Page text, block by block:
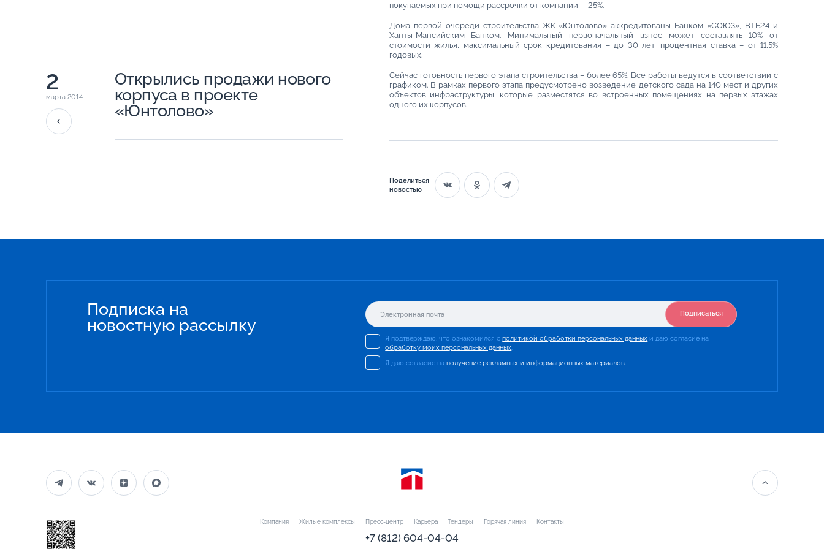
2
марта 2014
Открылись продажи нового
корпуса в проекте
«Юнтолово»
покупаемых при помощи рассрочки от компании, – 25%.
Дома первой очереди строительства ЖК «Юнтолово» аккредитованы Банком «СОЮЗ», ВТБ24 и
Ханты-Мансийским Банком. Минимальный первоначальный взнос может составлять 10% от
стоимости жилья, максимальный срок кредитования – до 30 лет, процентная ставка – от 11,5%
годовых.
Сейчас готовность первого этапа строительства – более 65%. Все работы ведутся в соответствии с
графиком. В рамках первого этапа предусмотрено возведение детского сада на 140 мест и других
объектов инфраструктуры, которые разместятся во встроенных помещениях на первых этажах
одного их корпусов.
Поделиться
новостью
Подписка на
новостную рассылку
Подписаться
Я подтверждаю, что ознакомился сполитикой обработки персональных данных и даю согласие на
обработку моих персональных данных
Я даю согласие наполучение рекламных и информационных материалов.
Компания Жилые комплексы Пресс-центр Карьера Тендеры Горячая линия Контакты
+7 (812) 604-04-04